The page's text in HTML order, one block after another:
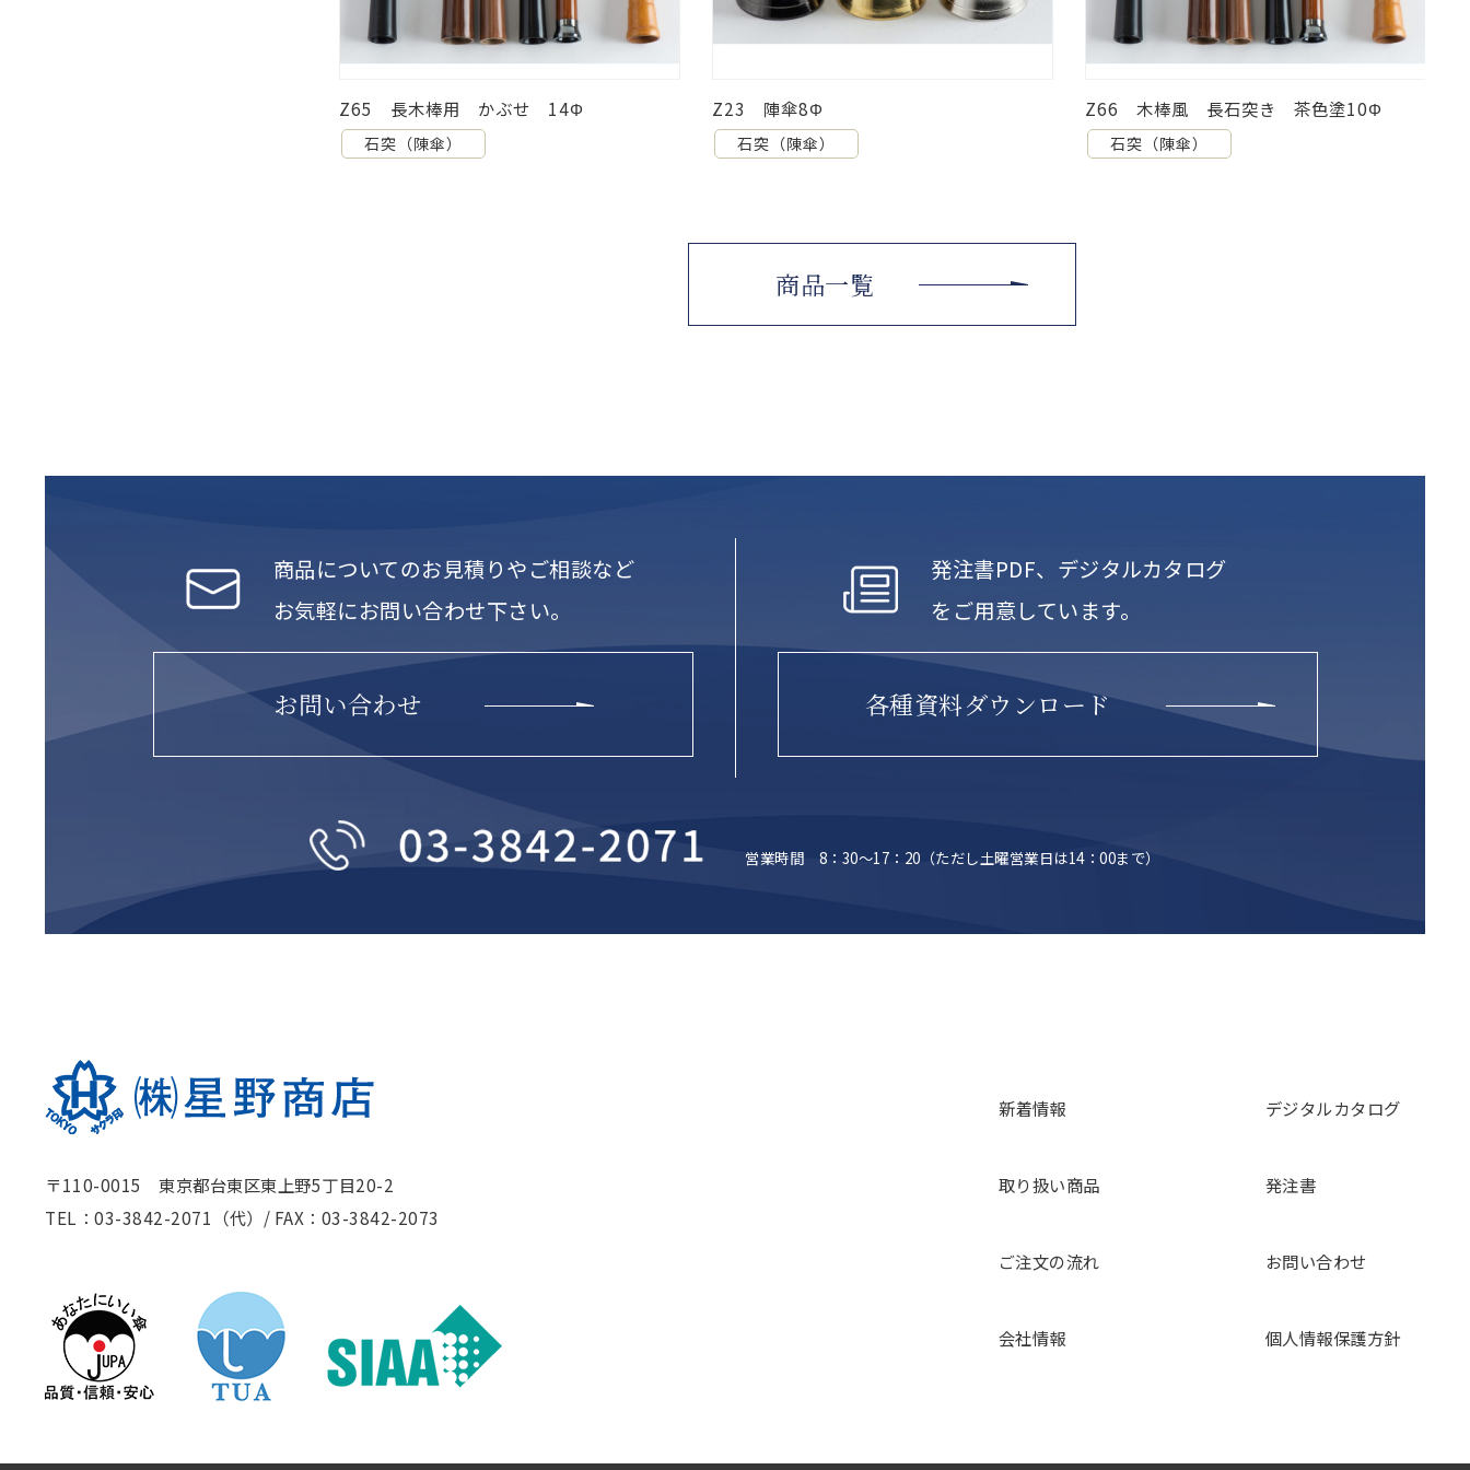
Z23 陣傘8Φ
石突（陳傘）
Z66 木棒風 長石突き 茶色塗10Φ
石突（陳傘）
Z23 陣傘8Φ
石突（陳傘）
商品一覧
商品についてのお見積りやご相談など
お気軽にお問い合わせ下さい。
お問い合わせ
発注書PDF、デジタルカタログ
をご用意しています。
各種資料ダウンロード
営業時間 8：30～17：20 （ただし土曜営業日は14：00まで）
〒110-0015 東京都台東区東上野5丁目20-2
TEL：03-3842-2071（代） / FAX：03-3842-2073
新着情報 デジタルカタログ
取り扱い商品 発注書
ご注文の流れ お問い合わせ
会社情報 個人情報保護方針